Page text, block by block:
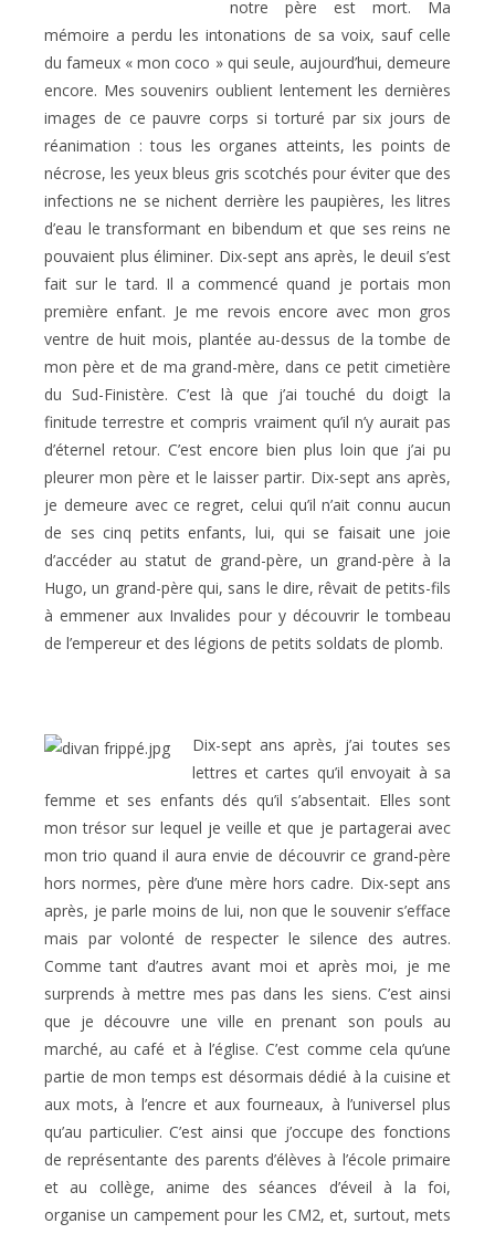
notre père est mort. Ma
mémoire a perdu les intonations de sa voix, sauf celle
du fameux « mon coco » qui seule, aujourd’hui, demeure
encore. Mes souvenirs oublient lentement les dernières
images de ce pauvre corps si torturé par six jours de
réanimation : tous les organes atteints, les points de
nécrose, les yeux bleus gris scotchés pour éviter que des
infections ne se nichent derrière les paupières, les litres
d’eau le transformant en bibendum et que ses reins ne
pouvaient plus éliminer. Dix-sept ans après, le deuil s’est
fait sur le tard. Il a commencé quand je portais mon
première enfant. Je me revois encore avec mon gros
ventre de huit mois, plantée au-dessus de la tombe de
mon père et de ma grand-mère, dans ce petit cimetière
du Sud-Finistère. C’est là que j’ai touché du doigt la
finitude terrestre et compris vraiment qu’il n’y aurait pas
d’éternel retour. C’est encore bien plus loin que j’ai pu
pleurer mon père et le laisser partir. Dix-sept ans après,
je demeure avec ce regret, celui qu’il n’ait connu aucun
de ses cinq petits enfants, lui, qui se faisait une joie
d’accéder au statut de grand-père, un grand-père à la
Hugo, un grand-père qui, sans le dire, rêvait de petits-fils
à emmener aux Invalides pour y découvrir le tombeau
de l’empereur et des légions de petits soldats de plomb.
Dix-sept ans après, j’ai toutes ses
lettres et cartes qu’il envoyait à sa
femme et ses enfants dés qu’il s’absentait. Elles sont
mon trésor sur lequel je veille et que je partagerai avec
mon trio quand il aura envie de découvrir ce grand-père
hors normes, père d’une mère hors cadre. Dix-sept ans
après, je parle moins de lui, non que le souvenir s’efface
mais par volonté de respecter le silence des autres.
Comme tant d’autres avant moi et après moi, je me
surprends à mettre mes pas dans les siens. C’est ainsi
que je découvre une ville en prenant son pouls au
marché, au café et à l’église. C’est comme cela qu’une
partie de mon temps est désormais dédié à la cuisine et
aux mots, à l’encre et aux fourneaux, à l’universel plus
qu’au particulier. C’est ainsi que j’occupe des fonctions
de représentante des parents d’élèves à l’école primaire
et au collège, anime des séances d’éveil à la foi,
organise un campement pour les CM2, et, surtout, mets